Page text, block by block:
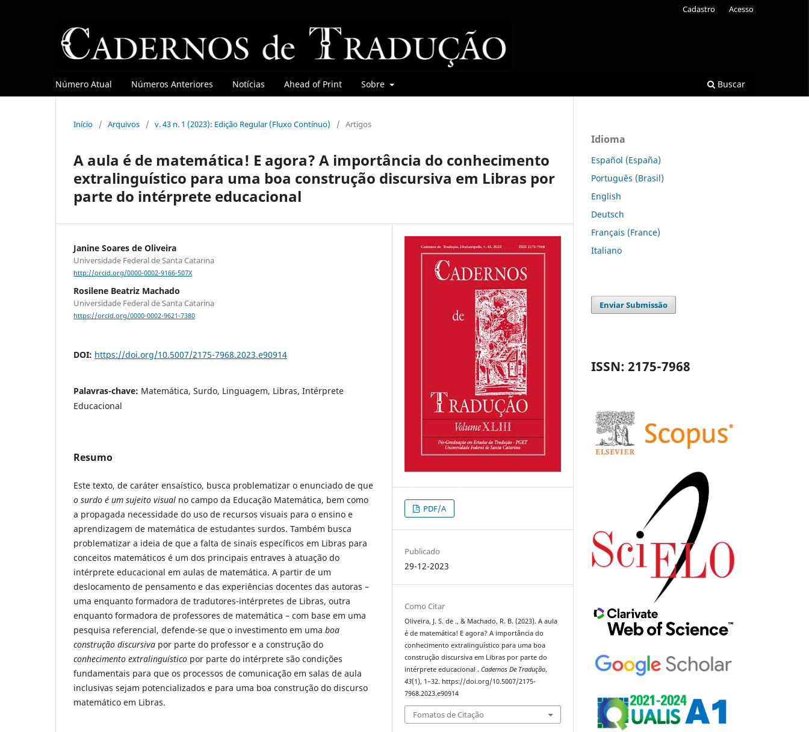
Número Atual Números Anteriores Notícias Ahead of Print Sobre Buscar
Cadastro Acesso
Início / Arquivos / v. 43 n. 1 (2023): Edição Regular (Fluxo Contínuo) / Artigos
A aula é de matemática! E agora? A importância do conhecimento
extralinguístico para uma boa construção discursiva em Libras por
parte do intérprete educacional
Janine Soares de Oliveira
Universidade Federal de Santa Catarina
http://orcid.org/0000-0002-9166-507X
Rosilene Beatriz Machado
Universidade Federal de Santa Catarina
https://orcid.org/0000-0002-9621-7380
DOI: https://doi.org/10.5007/2175-7968.2023.e90914
Palavras-chave: Matemática, Surdo, Linguagem, Libras, Intérprete
Educacional
Resumo
Este texto, de caráter ensaístico, busca problematizar o enunciado de que
o surdo é um sujeito visual no campo da Educação Matemática, bem como
a propagada necessidade do uso de recursos visuais para o ensino e
aprendizagem de matemática de estudantes surdos. Também busca
problematizar a ideia de que a falta de sinais específicos em Libras para
conceitos matemáticos é um dos principais entraves à atuação do
intérprete educacional em aulas de matemática. A partir de um
deslocamento de pensamento e das experiências docentes das autoras –
uma enquanto formadora de tradutores-intérpretes de Libras, outra
enquanto formadora de professores de matemática – com base em uma
pesquisa referencial, defende-se que o investimento em uma boa
construção discursiva por parte do professor e a construção do
conhecimento extralinguístico por parte do intérprete são condições
fundamentais para que os processos de comunicação em salas de aula
inclusivas sejam potencializados e para uma boa construção do discurso
matemático em Libras.
PDF/A
Publicado
29-12-2023
Como Citar
Oliveira, J. S. de ., & Machado, R. B. (2023). A aula
é de matemática! E agora? A importância do
conhecimento extralinguístico para uma boa
construção discursiva em Libras por parte do
intérprete educacional .Cadernos De Tradução,
43(1), 1–32. https://doi.org/10.5007/2175-
7968.2023.e90914
Fomatos de Citação
Idioma
Español (España)
Português (Brasil)
English
Deutsch
Français (France)
Italiano
Enviar Submissão
ISSN: 2175-7968